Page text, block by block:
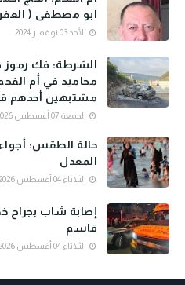
ابو مصطفى (
الأحد 03 نوفمبر 2024
الشرطة: فك رموز
مشتبهين أحدهم
الجمعة 07 أغسطس 2026
حالة الطقس: أجواء
المعدل
الثلاثاء 04 أغسطس 2026
إصابة شاب بجراح
قاسم
الثلاثاء 04 أغسطس 2026